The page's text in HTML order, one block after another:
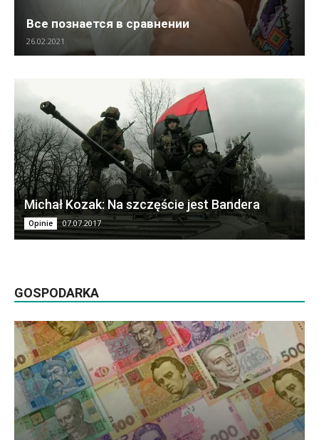
Все познается в сравнении
26.02.2021
Michał Kozak: Na szczęście jest Bandera
Opinie 07.07.2017
GOSPODARKA